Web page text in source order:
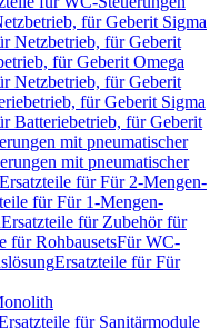
für Geberit Sigma
Netzbetrieb, für Geberit
für Geberit Omega
Netzbetrieb, für Geberit
für Geberit Sigma
Batteriebetrieb, für Geberit
mit pneumatischer
mit pneumatischer
Ersatzteile für Für 2-Mengen-
für Für 1-Mengen-
Ersatzteile für Zubehör für
für RohbausetsFür WC-
Ersatzteile für Für
für Sanitärmodule